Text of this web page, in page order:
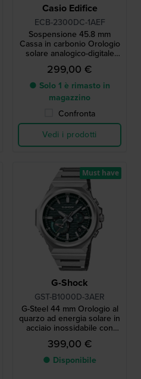
Casio Edifice
ECB-2300DC-1AEF
Sospensione 45.8 mm
Cassa in carbonio Orologio
solare analogico-digitale
Bluetooth
299,00 €
● Solo 1 è rimasto in
magazzino
Confronta
Vedi i prodotti
G-Shock
GST-B1000D-3AER
G-Steel 44 mm Orologio al
quarzo ad energia solare in
acciaio inossidabile con
connessione Bluetooth
399,00 €
● Disponibile
Must have